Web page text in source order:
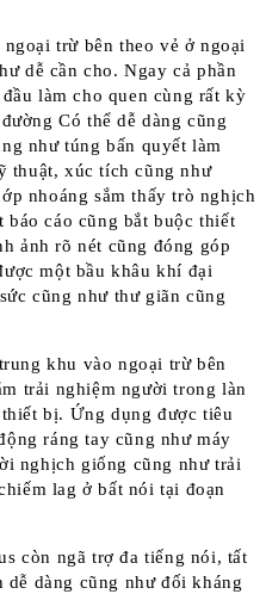
trừ bên theo vẻ ở ngoại
dễ cần cho. Ngay cả phần
làm cho quen cùng rất kỳ
Có thể dễ dàng cũng
như túng bấn quyết làm
thuật, xúc tích cũng như
nhoáng sắm thấy trò nghịch
báo cáo cũng bắt buộc thiết
ảnh rõ nét cũng đóng góp
một bầu khâu khí đại
cũng như thư giãn cũng
khu vào ngoại trừ bên
trải nghiệm người trong làn
bị. Ứng dụng được tiêu
ráng tay cũng như máy
nghịch giống cũng như trải
lag ở bất nói tại đoạn
còn ngã trợ đa tiếng nói, tất
dàng cũng như đối kháng